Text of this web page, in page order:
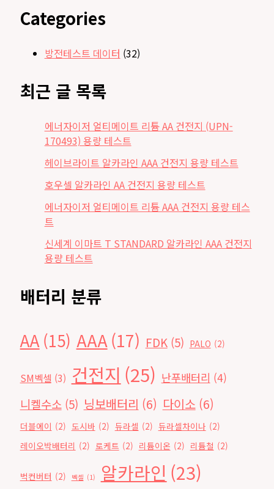
용
량
스
Categories
방전테스트 데이터 (32)
최근 글 목록
에너자이저 얼티메이트 리튬 AA 건전지 (UPN-
170493) 용량 테스트
헤이브라이트 알카라인 AAA 건전지 용량 테스트
호우셀 알카라인 AA 건전지 용량 테스트
에너자이저 얼티메이트 리튬 AAA 건전지 용량 테스
트
신세계 이마트 T STANDARD 알카라인 AAA 건전지
용량 테스트
배터리 분류
AA (15) AAA(17) FDK (5) PALO (2)
SM벡셀 (3) 건전지 (25) 난푸배터리 (4)
니켈수소 (5) 닝보배터리 (6) 다이소 (6)
더블에이 (2) 도시바 (2) 듀라셀 (2) 듀라셀차이나 (2)
레이오박배터리 (2) 로케트 (2) 리튬이온 (2) 리튬철 (2)
벅컨버터 (2) 벡셀 (1) 알카라인 (23)